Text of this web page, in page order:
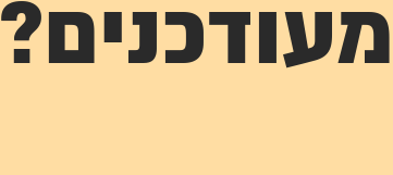
מעודכנים?